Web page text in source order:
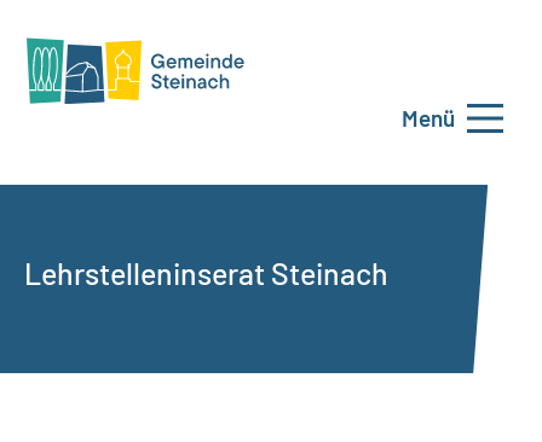
Menü
Lehrstelleninserat Steinach